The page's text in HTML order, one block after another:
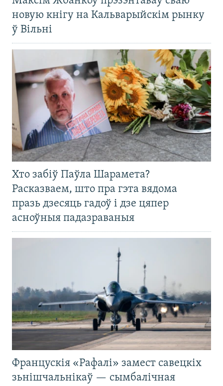
новую кнігу на Кальварыйскім рынку
ў Вільні
Хто забіў Паўла Шарамета?
Расказваем, што пра гэта вядома
празь дзесяць гадоў і дзе цяпер
асноўныя падазраваныя
Францускія «Рафалі» замест савецкіх
зьнішчальнікаў — сымбалічная